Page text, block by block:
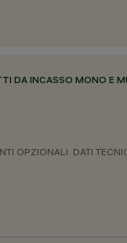
DA INCASSO MONO E
OPZIONALI DATI